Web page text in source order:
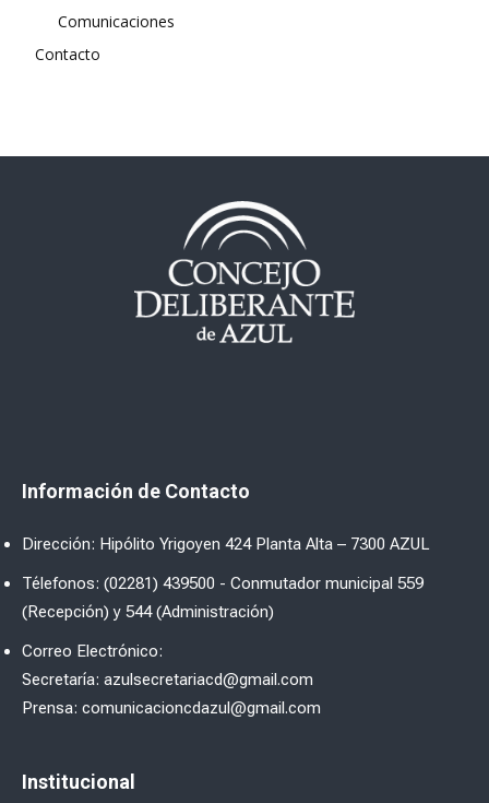
Comunicaciones
Contacto
Información de Contacto
Dirección: Hipólito Yrigoyen 424 Planta Alta – 7300 AZUL
Télefonos: (02281) 439500 - Conmutador municipal 559
(Recepción) y 544 (Administración)
Correo Electrónico:
Secretaría: azulsecretariacd@gmail.com
Prensa: comunicacioncdazul@gmail.com
Institucional